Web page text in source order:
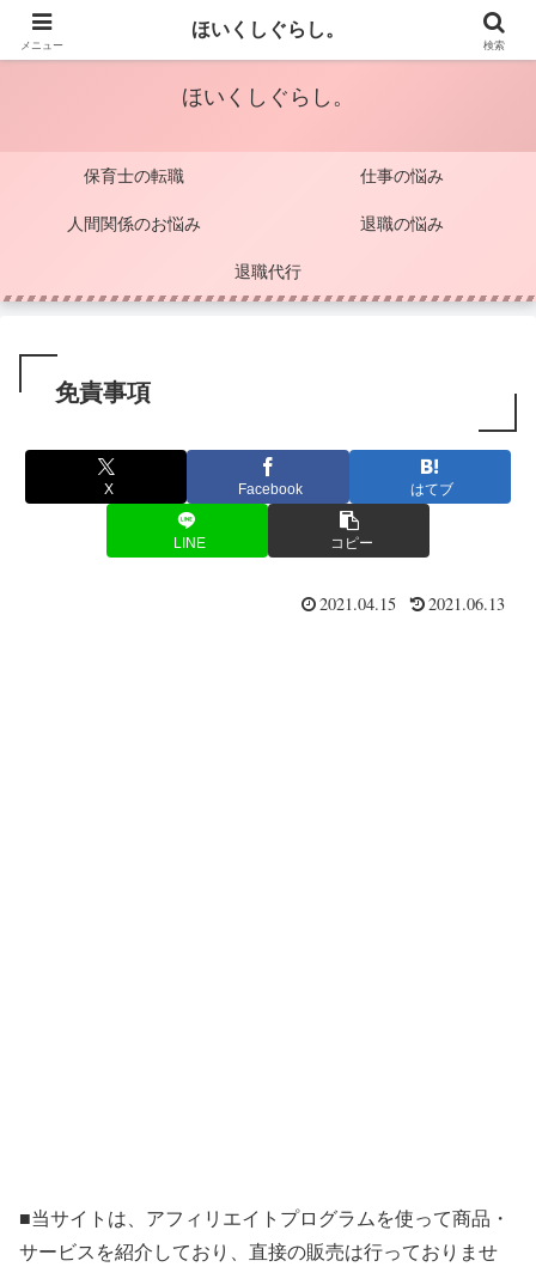
保育士のココロを軽くするブログ
ほいくしぐらし。
保育士の転職 仕事の悩み
人間関係のお悩み 退職の悩み
退職代行
免責事項
X Facebook はてブ
LINE コピー
2021.04.15 2021.06.13
■当サイトは、アフィリエイトプログラムを使って商品・
サービスを紹介しており、直接の販売は行っておりませ
メニュー
ほいくしぐらし。
検索